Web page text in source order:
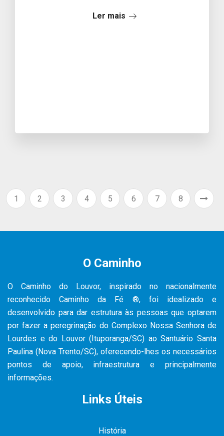
Ler mais
1 2 3 4 5 6 7 8
O Caminho
O Caminho do Louvor, inspirado no nacionalmente
reconhecido Caminho da Fé ®, foi idealizado e
desenvolvido para dar estrutura às pessoas que optarem
por fazer a peregrinação do Complexo Nossa Senhora de
Lourdes e do Louvor (Ituporanga/SC) ao Santuário Santa
Paulina (Nova Trento/SC), oferecendo-lhes os necessários
pontos de apoio, infraestrutura e principalmente
informações.
Links Úteis
História